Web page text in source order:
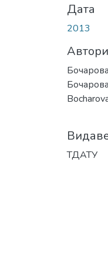
Дата
2013
Автори
ТДАТУ